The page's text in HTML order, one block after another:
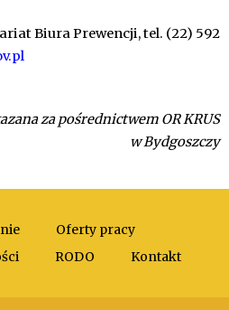
Biura Prewencji, tel. (22) 592
za pośrednictwem OR KRUS
w Bydgoszczy
Oferty pracy
RODO Kontakt